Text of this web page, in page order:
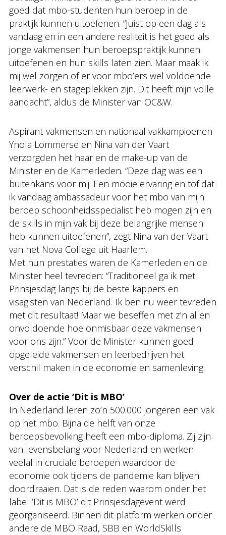
goed dat mbo-studenten hun beroep in de
praktijk kunnen uitoefenen. “Juist op een dag als
vandaag en in een andere realiteit is het goed als
jonge vakmensen hun beroepspraktijk kunnen
uitoefenen en hun skills laten zien. Maar maak ik
mij wel zorgen of er voor mbo’ers wel voldoende
leerwerk- en stageplekken zijn. Dit heeft mijn volle
aandacht”, aldus de Minister van OC&W.
Aspirant-vakmensen en nationaal vakkampioenen
Ynola Lommerse en Nina van der Vaart
verzorgden het haar en de make-up van de
Minister en de Kamerleden. “Deze dag was een
buitenkans voor mij. Een mooie ervaring en tof dat
ik vandaag ambassadeur voor het mbo van mijn
beroep schoonheidsspecialist heb mogen zijn en
de skills in mijn vak bij deze belangrijke mensen
heb kunnen uitoefenen”, zegt Nina van der Vaart
van het Nova College uit Haarlem.
Met hun prestaties waren de Kamerleden en de
Minister heel tevreden: “Traditioneel ga ik met
Prinsjesdag langs bij de beste kappers en
visagisten van Nederland. Ik ben nu weer tevreden
met dit resultaat! Maar we beseffen met z’n allen
onvoldoende hoe onmisbaar deze vakmensen
voor ons zijn.” Voor de Minister kunnen goed
opgeleide vakmensen en leerbedrijven het
verschil maken in de economie en samenleving.
Over de actie ‘Dit is MBO’
In Nederland leren zo’n 500.000 jongeren een vak
op het mbo. Bijna de helft van onze
beroepsbevolking heeft een mbo-diploma. Zij zijn
van levensbelang voor Nederland en werken
veelal in cruciale beroepen waardoor de
economie ook tijdens de pandemie kan blijven
doordraaien. Dat is de reden waarom onder het
label ‘Dit is MBO’ dit Prinsjesdagevent werd
georganiseerd. Binnen dit platform werken onder
andere de MBO Raad, SBB en WorldSkills